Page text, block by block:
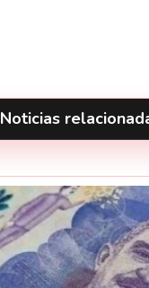
Noticias